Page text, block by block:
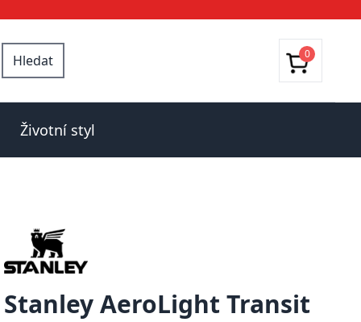
Hledat 0
Životní styl
Stanley AeroLight Transit